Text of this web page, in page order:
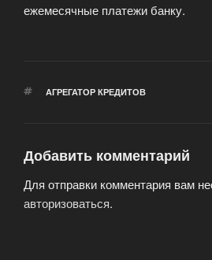
ежемесячные платежи банку.
МЕТКИ
АГРЕГАТОР КРЕДИТОВ
Добавить комментарий
Для отправки комментария вам
авторизоваться.